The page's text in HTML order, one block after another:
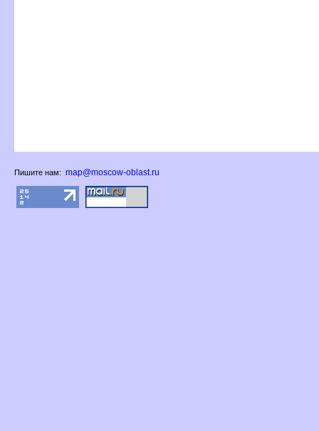
Пишите нам: map@moscow-oblast.ru